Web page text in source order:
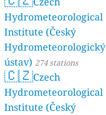
Hydrometeorological
Institute (Český
Hydrometeorologický
ústav) 274 stations
🇨🇿Czech
Hydrometeorological
Institute (Český